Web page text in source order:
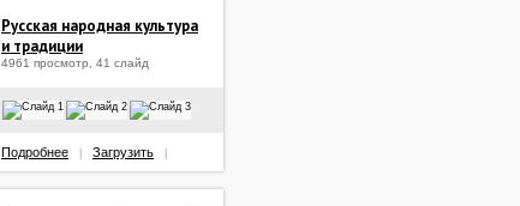
Русская народная культура
и традиции
4961 просмотр, 41 слайд
Подробнее Загрузить